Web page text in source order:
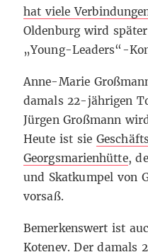
hat viele
Oldenburg wird
„Young-Leaders“-
Anne-Marie
damals 22-jährigen
Jürgen Großmann
Heute ist sie
Georgsmarienhütte,
und Skatkumpel von
vorsaß.
Bemerkenswert ist
Kotenev. Der damals